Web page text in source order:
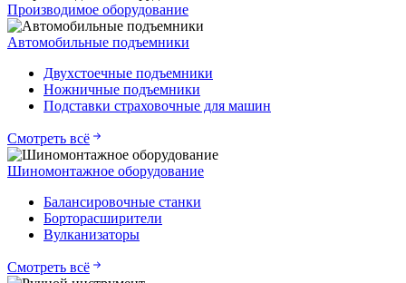
Производимое оборудование
Автомобильные подъемники
Двухстоечные подъемники
Ножничные подъемники
Подставки страховочные для машин
Смотреть всё
Шиномонтажное оборудование
Балансировочные станки
Борторасширители
Вулканизаторы
Смотреть всё